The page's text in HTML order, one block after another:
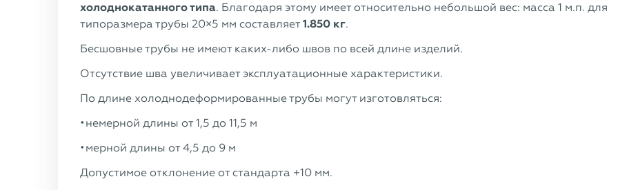
холоднокатанного типа. Благодаря этому имеет относительно небольшой вес: масса 1 м.п. для
типоразмера трубы 20×5 мм составляет1.850 кг.
Бесшовные трубы не имеют каких-либо швов по всей длине изделий.
Отсутствие шва увеличивает эксплуатационные характеристики.
По длине холоднодеформированные трубы могут изготовляться:
немерной длины от 1,5 до 11,5 м
мерной длины от 4,5 до 9 м
Допустимое отклонение от стандарта +10 мм.